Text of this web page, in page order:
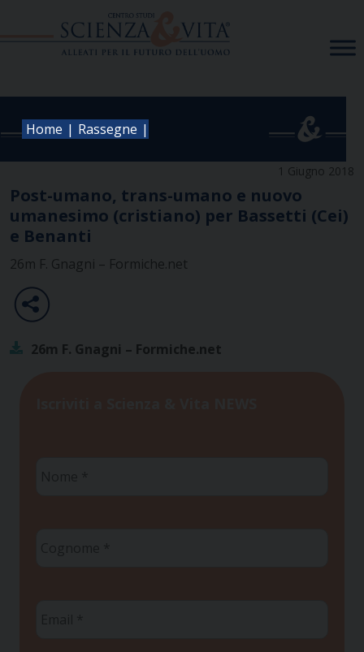
Home | Rassegne |
1 Giugno 2018
Post-umano, trans-umano e nuovo
umanesimo (cristiano) per Bassetti (Cei)
e Benanti
26m F. Gnagni – Formiche.net
26m F. Gnagni – Formiche.net